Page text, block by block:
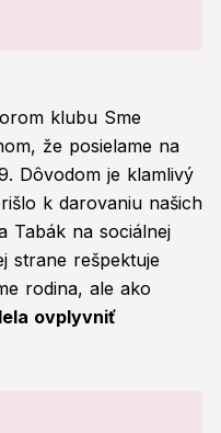
klubu Sme
že posielame na
Dôvodom je klamlivý
k darovaniu našich
Tabák na sociálnej
strane rešpektuje
rodina, ale ako
ovplyvniť